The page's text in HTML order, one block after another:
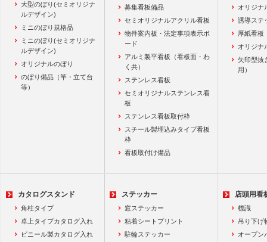
大型のぼり(セミオリジナ
ルデザイン)
ミニのぼり規格品
ミニのぼり(セミオリジナ
ルデザイン)
オリジナルのぼり
のぼり備品（竿・立て台
等）
募集看板備品
セミオリジナルアクリル看板
物件案内板・法定事項表示ボ
ード
アルミ製平看板（看板面・わ
く共）
ステンレス看板
セミオリジナルステンレス看
板
ステンレス看板取付枠
スチール製埋込みタイプ看板
枠
看板取付け備品
オリジナ
誘導ステ
厚紙看板
オリジナ
矢印型抜
用）
カタログスタンド
角柱タイプ
卓上タイプカタログ入れ
ビニール製カタログ入れ
ステッカー
窓ステッカー
粘着シートプリント
駐輪ステッカー
店頭用看
標識
吊り下げ
オープン